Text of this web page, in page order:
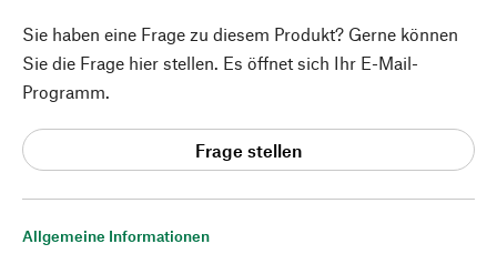
Allgemeine Informationen
Sie haben eine Frage zu diesem Produkt? Gerne können
Sie die Frage hier stellen. Es öffnet sich Ihr E-Mail-
Programm.
Frage stellen